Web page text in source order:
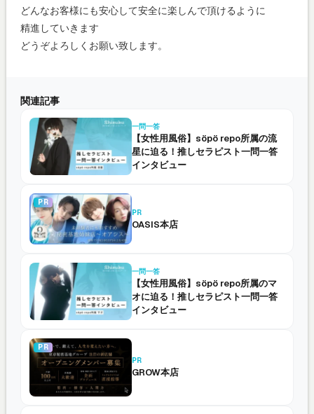
どんなお客様にも安心して安全に楽しんで頂けるように
精進していきます
どうぞよろしくお願い致します。
関連記事
一問一答
【女性用風俗】söpö repo所属の流
星に迫る！推しセラピスト一問一答
インタビュー
PR
PR
OASIS本店
一問一答
【女性用風俗】söpö repo所属のマ
オに迫る！推しセラピスト一問一答
インタビュー
PR
PR
GROW本店